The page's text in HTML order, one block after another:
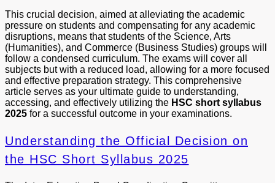
This crucial decision, aimed at alleviating the academic
pressure on students and compensating for any academic
disruptions, means that students of the Science, Arts
(Humanities), and Commerce (Business Studies) groups will
follow a condensed curriculum. The exams will cover all
subjects but with a reduced load, allowing for a more focused
and effective preparation strategy. This comprehensive
article serves as your ultimate guide to understanding,
accessing, and effectively utilizing the HSC short syllabus
2025 for a successful outcome in your examinations.
Understanding the Official Decision on
the HSC Short Syllabus 2025